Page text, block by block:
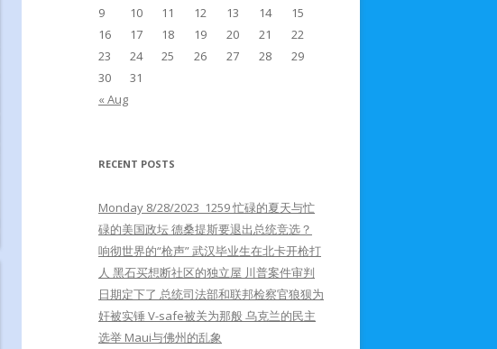
9
10 11 12 13 14
15
16
17 18 19 20 21
22
23
24 25 26 27 28
29
30
31
« Aug
RECENT POSTS
Monday 8/28/2023 1259 忙碌的夏天与忙
碌的美国政坛 德桑提斯要退出总统竞选？
响彻世界的“枪声” 武汉毕业生在北卡开枪打
人 黑石买想断社区的独立屋 川普案件审判
日期定下了 总统司法部和联邦检察官狼狈为
奸被实锤 V-safe被关为那般 乌克兰的民主
选举 Maui与佛州的乱象